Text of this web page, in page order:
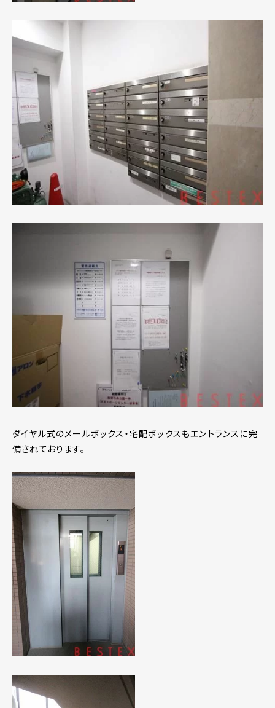
ダイヤル式のメールボックス・宅配ボックスもエントランスに完
備されております。